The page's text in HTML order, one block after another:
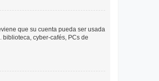
que su cuenta pueda ser usada
cyber-cafés, PCs de